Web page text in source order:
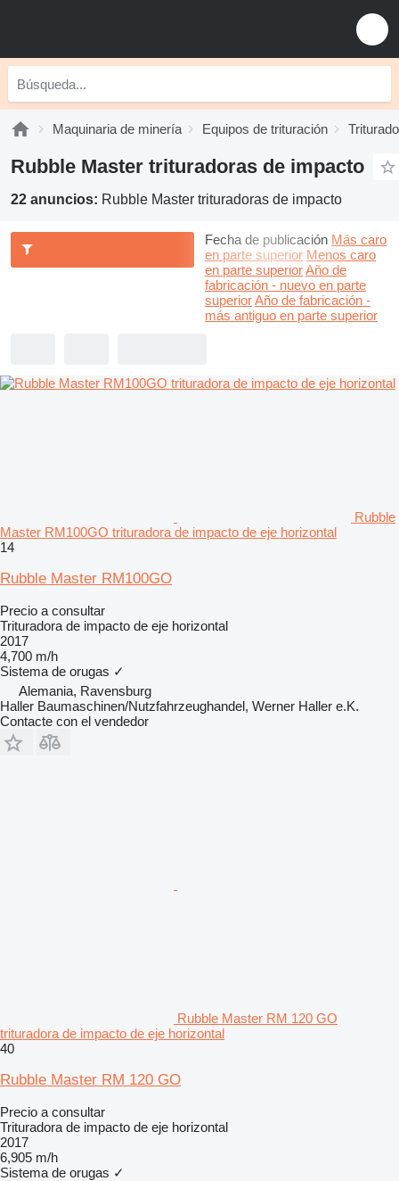
Maquinaria de minería Equipos de trituración
Rubble Master trituradoras de impacto
22 anuncios: Rubble Master trituradoras de impacto
Fecha de publicación Más caro
en parte superior Menos caro
en parte superiorAño de
fabricación - nuevo en parte
superiorAño de fabricación -
más antiguo en parte superior
Rubble
Master RM100GO trituradora de impacto de eje horizontal
14
Rubble Master RM100GO
Precio a consultar
Trituradora de impacto de eje horizontal
2017
4,700 m/h
Sistema de orugas ✓
Alemania, Ravensburg
Haller Baumaschinen/Nutzfahrzeughandel, Werner Haller e.K.
Contacte con el vendedor
Rubble Master RM 120 GO
trituradora de impacto de eje horizontal
40
Rubble Master RM 120 GO
Precio a consultar
Trituradora de impacto de eje horizontal
2017
6,905 m/h
Sistema de orugas ✓